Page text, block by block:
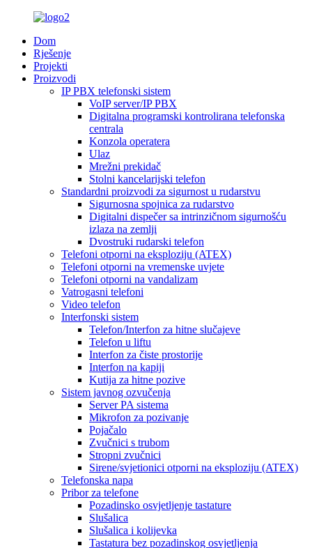
Dom
Rješenje
Projekti
Proizvodi
IP PBX telefonski sistem
VoIP server/IP PBX
Digitalna programski kontrolirana telefonska
centrala
Konzola operatera
Ulaz
Mrežni prekidač
Stolni kancelarijski telefon
Standardni proizvodi za sigurnost u rudarstvu
Sigurnosna spojnica za rudarstvo
Digitalni dispečer sa intrinzičnom sigurnošću
izlaza na zemlji
Dvostruki rudarski telefon
Telefoni otporni na eksploziju (ATEX)
Telefoni otporni na vremenske uvjete
Telefoni otporni na vandalizam
Vatrogasni telefoni
Video telefon
Interfonski sistem
Telefon/Interfon za hitne slučajeve
Telefon u liftu
Interfon za čiste prostorije
Interfon na kapiji
Kutija za hitne pozive
Sistem javnog ozvučenja
Server PA sistema
Mikrofon za pozivanje
Pojačalo
Zvučnici s trubom
Stropni zvučnici
Sirene/svjetionici otporni na eksploziju (ATEX)
Telefonska napa
Pribor za telefone
Pozadinsko osvjetljenje tastature
Slušalica
Slušalica i kolijevka
Tastatura bez pozadinskog osvjetljenja